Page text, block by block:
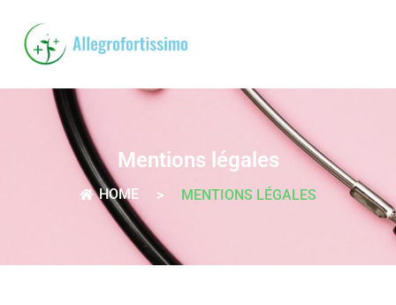
Mentions légales
HOME > MENTIONS LÉGALES